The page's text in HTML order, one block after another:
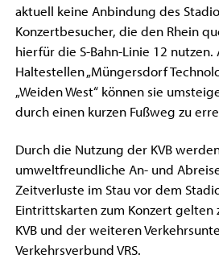
aktuell keine Anbindung des
Konzertbesucher, die den Rhein
hierfür die S-Bahn-Linie 12 nutzen.
Haltestellen „Müngersdorf
„Weiden West“ können sie
durch einen kurzen Fußweg zu
Durch die Nutzung der KVB
umweltfreundliche An- und
Zeitverluste im Stau vor dem
Eintrittskarten zum Konzert gelten
KVB und der weiteren
Verkehrsverbund VRS.